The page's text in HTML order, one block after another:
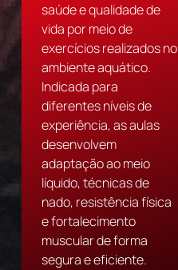
saúde e qualidade de
vida por meio de
exercícios realizados no
ambiente aquático.
Indicada para
diferentes níveis de
experiência, as aulas
desenvolvem
adaptação ao meio
líquido, técnicas de
nado, resistência física
e fortalecimento
muscular de forma
segura e eficiente.